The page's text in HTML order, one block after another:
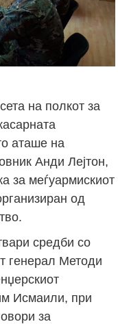
на полкот за
аташе на
Анди Лејтон,
за меѓуармискиот
од
средби со
генерал Методи
Исмаили, при
за